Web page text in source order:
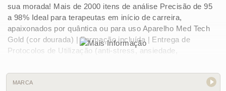
sua morada! Mais de 2000 itens de análise Precisão de 95
a 98% Ideal para terapeutas em início de carreira,
apaixonados por quântica ou para uso Aparelho Med Tech
Gold (cor dourada) | Formação incluída | Entrega de
Protocolos de Utilização (anti-stress, ansiedade,
Fungos e parasitas | Intolerâncias alimentares | 1 Phones |
1 copo de suplementação | 1 cabo de ligação| Manual em
MARCA